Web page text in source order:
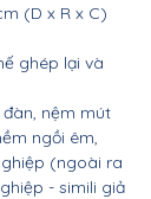
(D x R x C)
ghép lại và
nệm mút
ngồi êm,
(ngoài ra
- simili giả